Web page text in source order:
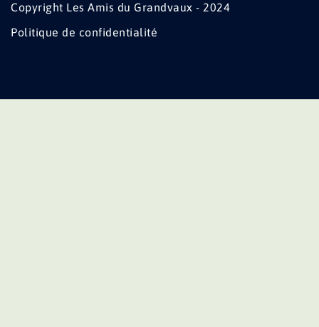
Copyright Les Amis du Grandvaux - 2024
Politique de confidentialité